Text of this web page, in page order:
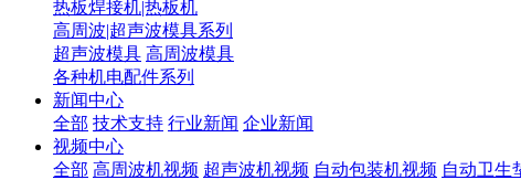
热板焊接机|热板机
高周波|超声波模具系列
超声波模具 高周波模具
各种机电配件系列
新闻中心
全部 技术支持 行业新闻 企业新闻
视频中心
全部 高周波机视频 超声波机视频 自动包装机视频 自动卫生